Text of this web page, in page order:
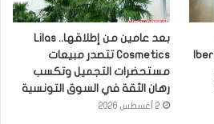
بعد عامين من إطلاقها.. Lilas
Cosmetics تتصدر مبيعات
مستحضرات التجميل وتكسب
رهان الثقة في السوق التونسية
2 أغسطس 2026